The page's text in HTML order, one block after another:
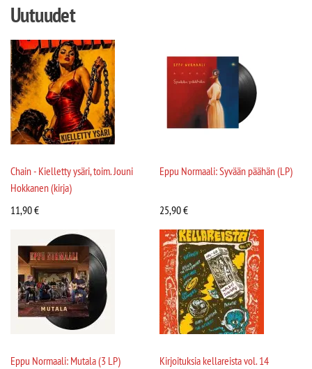
Uutuudet
Chain - Kielletty ysäri, toim. Jouni
Hokkanen (kirja)
11,90€
Eppu Normaali: Syvään päähän (LP)
25,90€
Eppu Normaali: Mutala (3 LP)
Kirjoituksia kellareista vol. 14